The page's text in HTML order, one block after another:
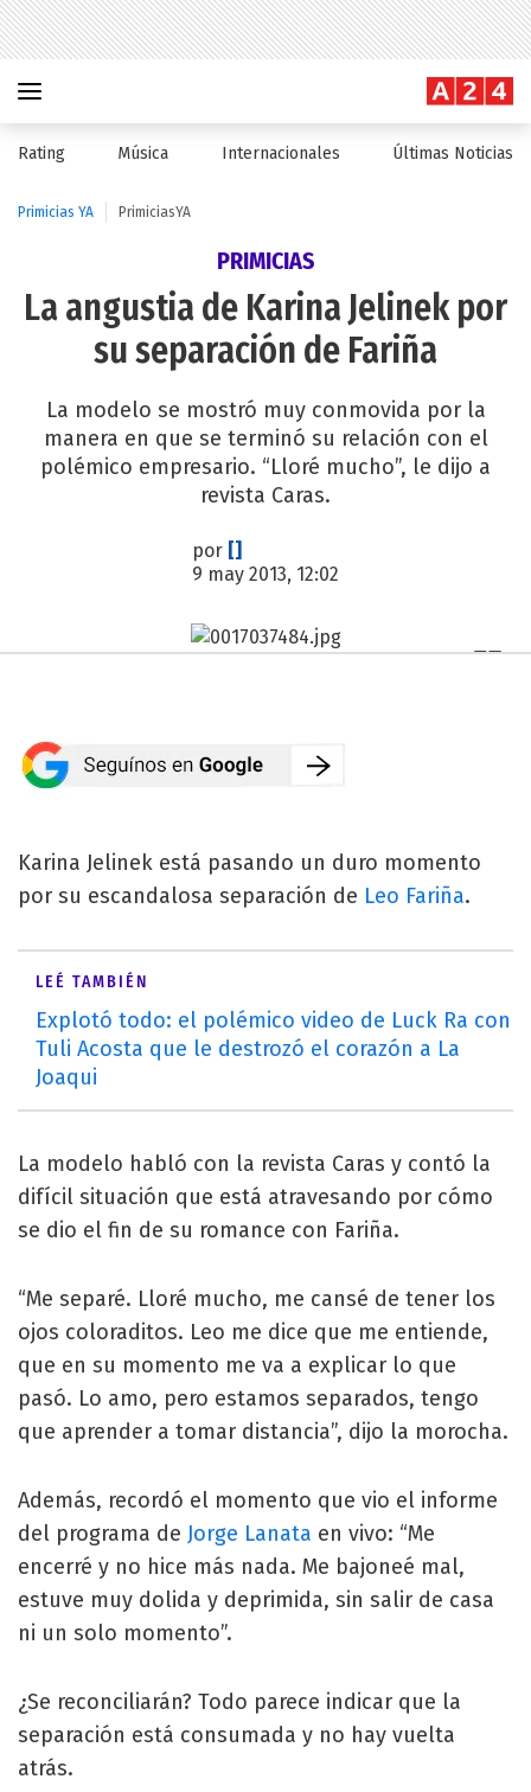
Rating Música Internacionales Últimas Noticias
Primicias YA PrimiciasYA
PRIMICIAS
La angustia de Karina Jelinek por
su separación de Fariña
La modelo se mostró muy conmovida por la
manera en que se terminó su relación con el
polémico empresario. “Lloré mucho”, le dijo a
revista Caras.
por []
9 may 2013, 12:02
Karina Jelinek está pasando un duro momento
por su escandalosa separación de Leo Fariña.
LEÉ TAMBIÉN
Explotó todo: el polémico video de Luck Ra con
Tuli Acosta que le destrozó el corazón a La
Joaqui
La modelo habló con la revista Caras y contó la
difícil situación que está atravesando por cómo
se dio el fin de su romance con Fariña.
“Me separé. Lloré mucho, me cansé de tener los
ojos coloraditos. Leo me dice que me entiende,
que en su momento me va a explicar lo que
pasó. Lo amo, pero estamos separados, tengo
que aprender a tomar distancia”, dijo la morocha.
Además, recordó el momento que vio el informe
del programa de Jorge Lanata en vivo: “Me
encerré y no hice más nada. Me bajoneé mal,
estuve muy dolida y deprimida, sin salir de casa
ni un solo momento”.
¿Se reconciliarán? Todo parece indicar que la
separación está consumada y no hay vuelta
atrás.